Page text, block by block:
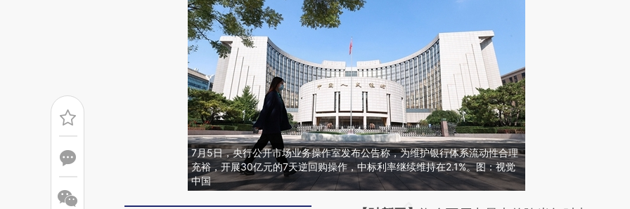
7月5日，央行公开市场业务操作室发布公告称，为维护银行体系流动性合理
充裕，开展30亿元的7天逆回购操作，中标利率继续维持在2.1%。图：视觉
中国